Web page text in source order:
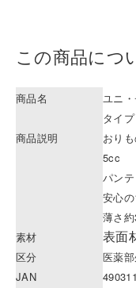
この商品につ
商品名
ユニ
タイ
商品説明
おり
5cc
パン
安心
薄さ
素材
表面
区分
医薬
JAN